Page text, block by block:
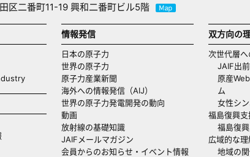
区二番町11-19 興和二番町ビル5階
情報発信
日本の原子力
世界の原子力
原子力産業新聞
海外への情報発信（AIJ）
世界の原子力発電開発の動向
動画
放射線の基礎知識
JAIFメールマガジン
会員からのお知らせ・イベント情報
双方向の
次世代層
JAIF出
原産
ム
女性シ
福島復興支
福島復
広域的な
地域の